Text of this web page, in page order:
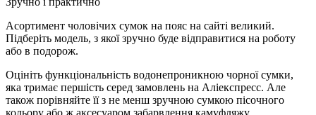
Асортимент чоловічих сумок на пояс на сайті великий.
Підберіть модель, з якої зручно буде відправитися на роботу
або в подорож.
Оцініть функціональність водонепроникною чорної сумки,
яка тримає першість серед замовлень на Аліекспресс. Але
також порівняйте її з не менш зручною сумкою пісочного